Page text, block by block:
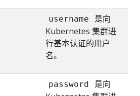
username
是向
Kubernetes 集群进
行基本认证的用户
名。
password
是向